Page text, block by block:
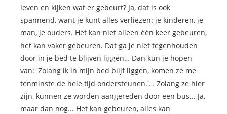
leven en kijken wat er gebeurt? Ja, dat is ook
spannend, want je kunt alles verliezen: je kinderen, je
man, je ouders. Het kan niet alleen één keer gebeuren,
het kan vaker gebeuren. Dat ga je niet tegenhouden
door in je bed te blijven liggen… Dan kun je hopen
van: 'Zolang ik in mijn bed blijf liggen, komen ze me
tenminste de hele tijd ondersteunen.'… Zolang ze hier
zijn, kunnen ze worden aangereden door een bus... Ja,
maar dan nog... Het kan gebeuren, alles kan